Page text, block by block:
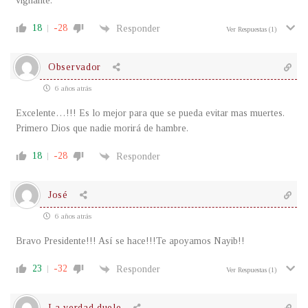
18 -28 Responder Ver Respuestas (1)
Observador
6 años atrás
Excelente…!!! Es lo mejor para que se pueda evitar mas muertes.
Primero Dios que nadie morirá de hambre.
18 -28 Responder
José
6 años atrás
Bravo Presidente!!! Así se hace!!!Te apoyamos Nayib!!
23 -32 Responder Ver Respuestas (1)